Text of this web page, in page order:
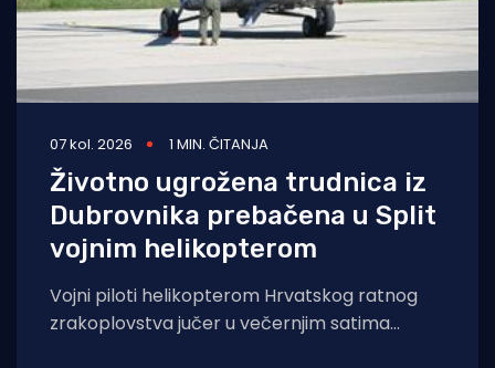
07 kol. 2026 1 MIN. ČITANJA
Životno ugrožena trudnica iz
Dubrovnika prebačena u Split
vojnim helikopterom
Vojni piloti helikopterom Hrvatskog ratnog
zrakoplovstva jučer u večernjim satima